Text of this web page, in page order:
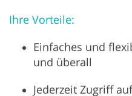
Ihre Vorteile:
Einfaches und
und überall
Jederzeit Zugriff